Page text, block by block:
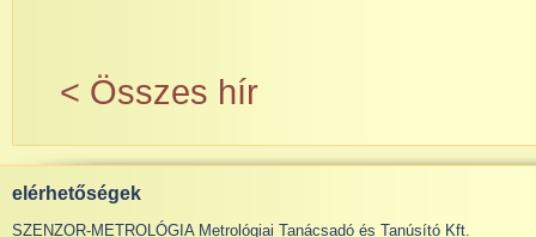
< Összes hír
elérhetőségek
SZENZOR-METROLÓGIA Metrológiai Tanácsadó és Tanúsító Kft.